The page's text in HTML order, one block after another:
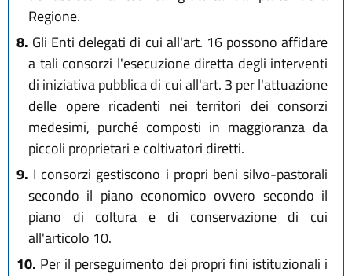
Regione.
8. Gli Enti delegati di cui all'art. 16 possono affidare
a tali consorzi l'esecuzione diretta degli interventi
di iniziativa pubblica di cui all'art. 3 per l'attuazione
delle opere ricadenti nei territori dei consorzi
medesimi, purché composti in maggioranza da
piccoli proprietari e coltivatori diretti.
9. I consorzi gestiscono i propri beni silvo-pastorali
secondo il piano economico ovvero secondo il
piano di coltura e di conservazione di cui
all'articolo 10.
10. Per il perseguimento dei propri fini istituzionali i